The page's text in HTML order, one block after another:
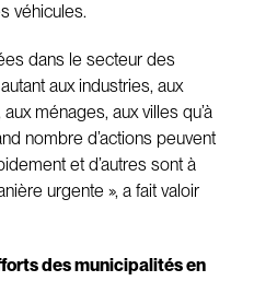
véhicules.
dans le secteur des
aux industries, aux
ménages, aux villes qu’à
nombre d’actions peuvent
et d’autres sont à
urgente », a fait valoir
des municipalités en